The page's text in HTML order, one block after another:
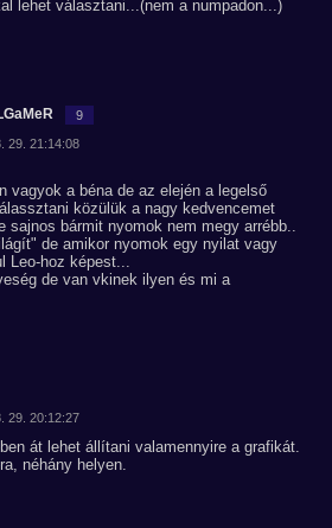
lehet választani...(nem a numpadon...)
9
29. 21:14:08
vagyok a béna de az elején a legelső
közülük a nagy kedvencemet
sajnos bármit nyomok nem megy arrébb..
de amikor nyomok egy nyilat vagy
Leo-hoz képest...
de van vkinek ilyen és mi a
29. 20:12:27
át lehet állítani valamennyire a grafikát.
néhány helyen.